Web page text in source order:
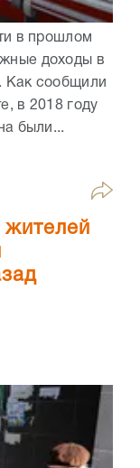
в прошлом
доходы в
Как сообщили
в 2018 году
были...